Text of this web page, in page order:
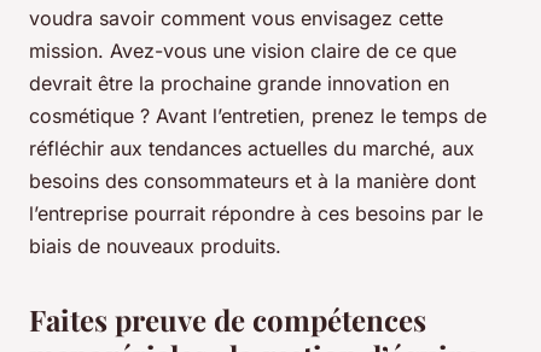
voudra savoir comment vous envisagez cette
mission. Avez-vous une vision claire de ce que
devrait être la prochaine grande innovation en
cosmétique ? Avant l’entretien, prenez le temps de
réfléchir aux tendances actuelles du marché, aux
besoins des consommateurs et à la manière dont
l’entreprise pourrait répondre à ces besoins par le
biais de nouveaux produits.
Faites preuve de compétences